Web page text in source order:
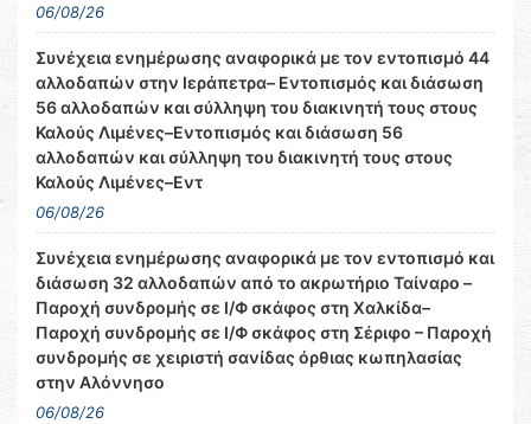
06/08/26
Συνέχεια ενημέρωσης αναφορικά με τον εντοπισμό 44
αλλοδαπών στην Ιεράπετρα– Εντοπισμός και διάσωση
56 αλλοδαπών και σύλληψη του διακινητή τους στους
Καλούς Λιμένες–Εντοπισμός και διάσωση 56
αλλοδαπών και σύλληψη του διακινητή τους στους
Καλούς Λιμένες–Εντ
06/08/26
Συνέχεια ενημέρωσης αναφορικά με τον εντοπισμό και
διάσωση 32 αλλοδαπών από το ακρωτήριο Ταίναρο –
Παροχή συνδρομής σε Ι/Φ σκάφος στη Χαλκίδα–
Παροχή συνδρομής σε Ι/Φ σκάφος στη Σέριφο – Παροχή
συνδρομής σε χειριστή σανίδας όρθιας κωπηλασίας
στην Αλόννησο
06/08/26